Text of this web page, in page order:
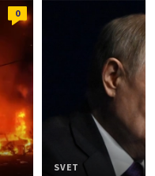
0
SVET